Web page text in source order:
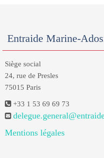
Entraide Marine-
Siège social
24, rue de Presles
75015 Paris
+33 1 53 69 69 73
Mentions légales